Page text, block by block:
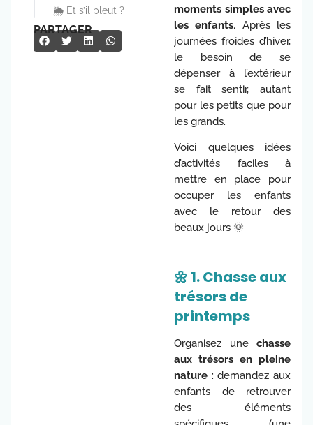
🌦️ Et s’il pleut ?
PARTAGER
moments simples avec
les enfants. Après les
journées froides d’hiver,
le besoin de se
dépenser à l’extérieur
se fait sentir, autant
pour les petits que pour
les grands.
Voici quelques idées
d’activités faciles à
mettre en place pour
occuper les enfants
avec le retour des
beaux jours 🌞
🌼 1. Chasse aux
trésors de
printemps
Organisez une chasse
aux trésors en pleine
nature : demandez aux
enfants de retrouver
des éléments